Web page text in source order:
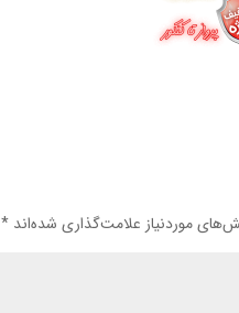
موردنیاز علامت‌گذاری شده‌اند*